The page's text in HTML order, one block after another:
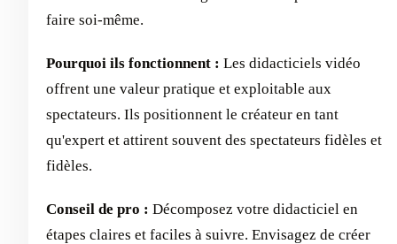
faire soi-même.
Pourquoi ils fonctionnent : Les didacticiels vidéo
offrent une valeur pratique et exploitable aux
spectateurs. Ils positionnent le créateur en tant
qu'expert et attirent souvent des spectateurs fidèles et
fidèles.
Conseil de pro : Décomposez votre didacticiel en
étapes claires et faciles à suivre. Envisagez de créer